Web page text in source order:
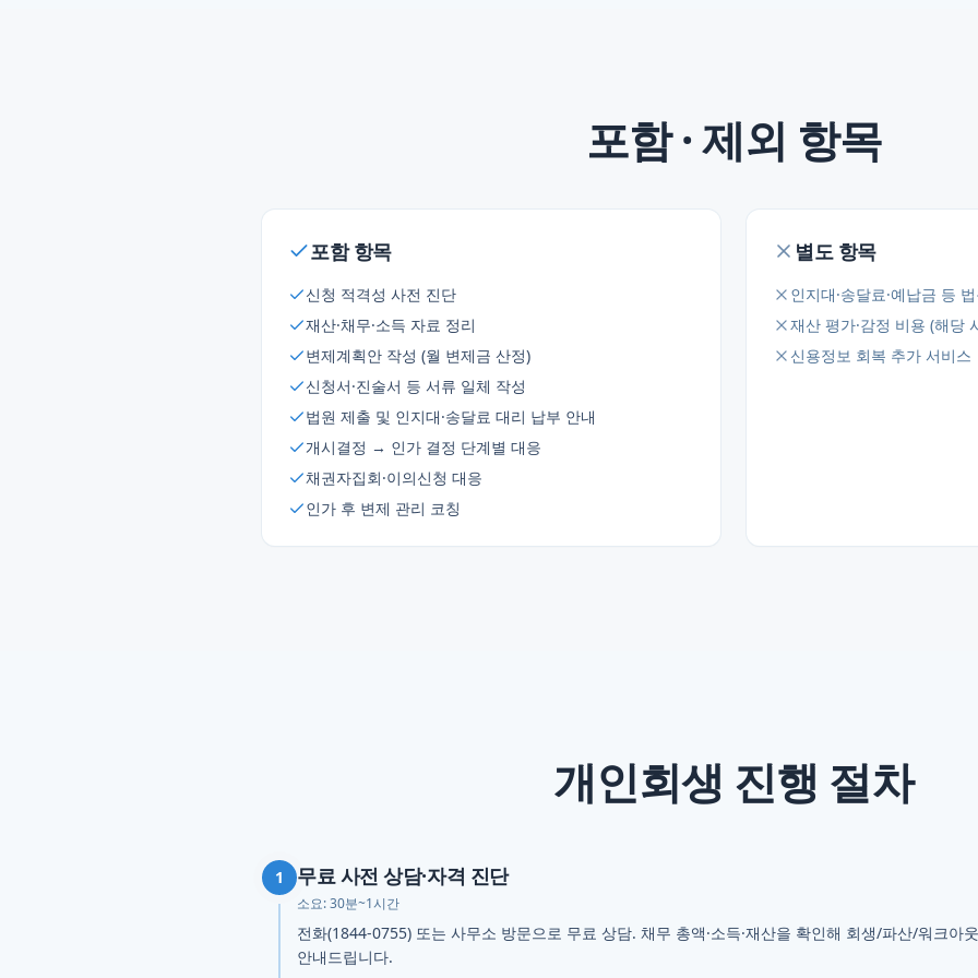
포함 · 제외 항목
포함 항목
신청 적격성 사전 진단
재산·채무·소득 자료 정리
변제계획안 작성 (월 변제금 산정)
신청서·진술서 등 서류 일체 작성
법원 제출 및 인지대·송달료 대리 납부 안내
개시결정 → 인가 결정 단계별 대응
채권자집회·이의신청 대응
인가 후 변제 관리 코칭
별도 항목
인지대·송달료·예납금 등
재산 평가·감정 비용 (해당
신용정보 회복 추가 서비스
개인회생 진행 절차
1 무료 사전 상담·자격 진단
소요:30분~1시간
전화(1844-0755) 또는 사무소 방문으로 무료 상담. 채무 총액·소득·재산을 확인해 회생/파산/워크아
안내드립니다.